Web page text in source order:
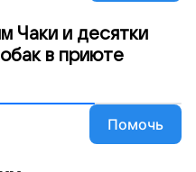
Чаки и десятки
в приюте
Помочь